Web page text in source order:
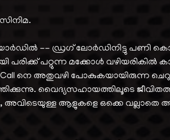
-- ഡ്രഗ് ലോർഡിനിട്ടു പണി
പരിക്ക് പറ്റുന്ന മക്കോൾ വഴിയരികിൽ
നെ അതുവഴി പോകുകയായിരുന്ന
വൈദ്യസഹായത്തിലൂടെ
അവിടെയുള്ള ആളുകളെ ഒക്കെ വല്ലാതെ